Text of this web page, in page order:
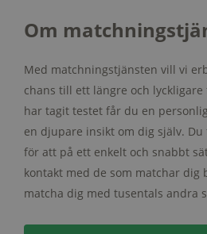
Om
Med matchningstjänsten vill vi
chans till ett längre och
har tagit testet får du en
en djupare insikt om dig själv. Du
för att på ett enkelt och snabbt
kontakt med de som matchar dig
matcha dig med tusentals andra